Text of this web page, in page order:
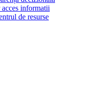
informatii
de resurse